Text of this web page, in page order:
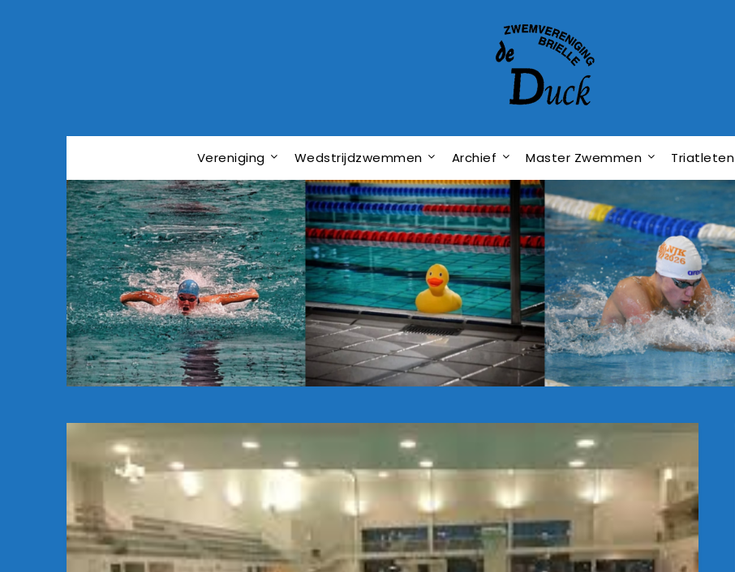
Vereniging Wedstrijdzwemmen Archief Master Zwemmen Triatleten